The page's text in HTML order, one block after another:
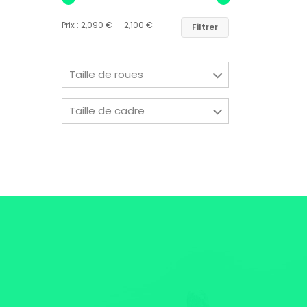
Filtrer
Prix : 2,090 € — 2,100 €
Taille de roues
Taille de cadre